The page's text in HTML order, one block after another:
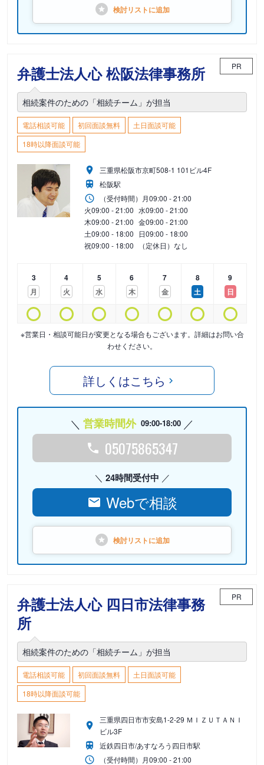
検討リストに追加
弁護士法人心 松阪法律事務所 PR
相続案件のための「相続チーム」が担当
電話相談可能 初回面談無料
土日面談可能
18時以降面談可能
三重県松阪市京町508-1 101ビル4F
松阪駅
（受付時間） 月09:00 - 21:00
火09:00 - 21:00 水09:00 - 21:00
木09:00 - 21:00 金09:00 - 21:00
土09:00 - 18:00 日09:00 - 18:00
祝09:00 - 18:00 （定休日）なし
3
月
4
火
5
水
6
木
7
金
8
土
9
日
※営業日・相談可能日が変更となる場合もございます。詳細はお問い合
わせください。
詳しくはこちら
営業時間外 09:00-18:00
05075865347
24時間受付中
Webで相談
検討リストに追加
弁護士法人心 四日市法律事務
所
PR
相続案件のための「相続チーム」が担当
電話相談可能 初回面談無料
土日面談可能
18時以降面談可能
三重県四日市市安島1-2-29 ＭＩＺＵＴＡＮＩ
ビル3F
近鉄四日市/あすなろう四日市駅
（受付時間） 月09:00 - 21:00